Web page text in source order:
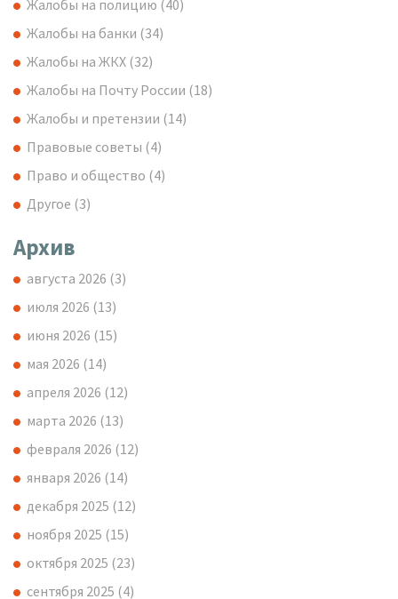
Жалобы на полицию (40)
Жалобы на банки (34)
Жалобы на ЖКХ (32)
Жалобы на Почту России (18)
Жалобы и претензии (14)
Правовые советы (4)
Право и общество (4)
Другое (3)
Архив
августа 2026 (3)
июля 2026 (13)
июня 2026 (15)
мая 2026 (14)
апреля 2026 (12)
марта 2026 (13)
февраля 2026 (12)
января 2026 (14)
декабря 2025 (12)
ноября 2025 (15)
октября 2025 (23)
сентября 2025 (4)